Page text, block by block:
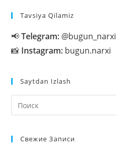
Tavsiya Qilamiz
📢Telegram: @bugun_narxi
📸 Instagram: bugun.narxi
Saytdan Izlash
Свежие Записи